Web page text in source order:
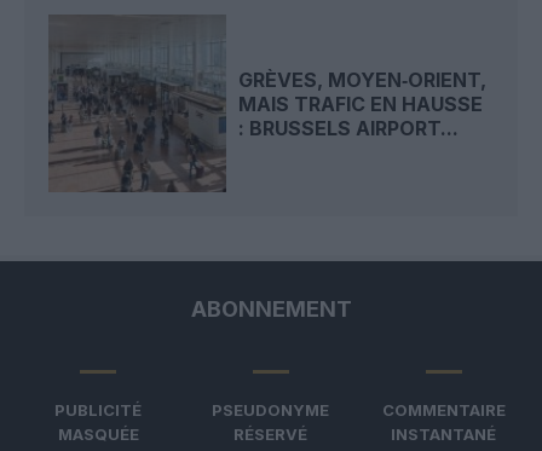
GRÈVES, MOYEN‑ORIENT,
MAIS TRAFIC EN HAUSSE
: BRUSSELS AIRPORT...
ABONNEMENT
PUBLICITÉ
MASQUÉE
PSEUDONYME
RÉSERVÉ
COMMENTAIRE
INSTANTANÉ